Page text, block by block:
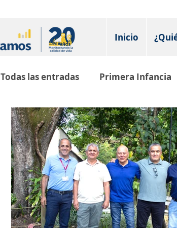
Inicio
Todas las entradas Primera Infancia
Salud Educación Enfoque